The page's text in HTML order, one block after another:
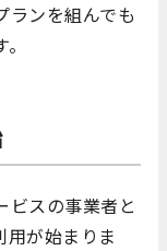
ランを組んでも
ビスの事業者と
用が始まりま